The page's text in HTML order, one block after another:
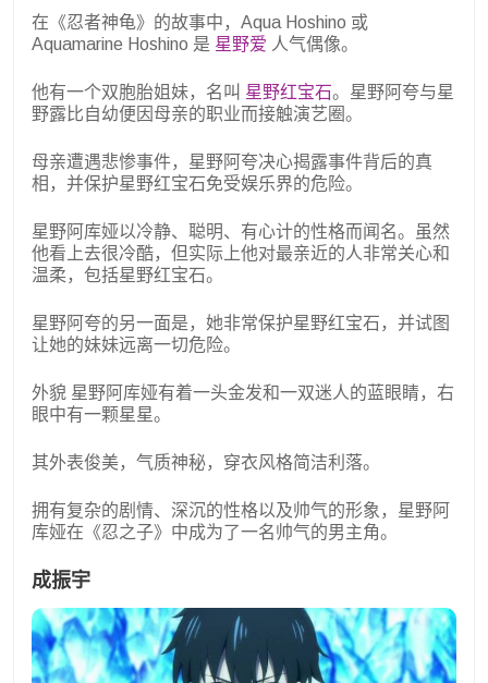
在《忍者神龟》的故事中，Aqua Hoshino 或
Aquamarine Hoshino 是 星野爱 人气偶像。
他有一个双胞胎姐妹，名叫 星野红宝石。星野阿夸与星
野露比自幼便因母亲的职业而接触演艺圈。
母亲遭遇悲惨事件，星野阿夸决心揭露事件背后的真
相，并保护星野红宝石免受娱乐界的危险。
星野阿库娅以冷静、聪明、有心计的性格而闻名。虽然
他看上去很冷酷，但实际上他对最亲近的人非常关心和
温柔，包括星野红宝石。
星野阿夸的另一面是，她非常保护星野红宝石，并试图
让她的妹妹远离一切危险。
外貌 星野阿库娅有着一头金发和一双迷人的蓝眼睛，右
眼中有一颗星星。
其外表俊美，气质神秘，穿衣风格简洁利落。
拥有复杂的剧情、深沉的性格以及帅气的形象，星野阿
库娅在《忍之子》中成为了一名帅气的男主角。
成振宇